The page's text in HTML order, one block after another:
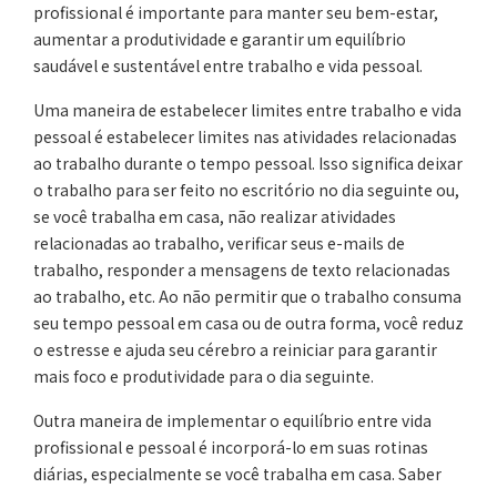
profissional é importante para manter seu bem-estar,
aumentar a produtividade e garantir um equilíbrio
saudável e sustentável entre trabalho e vida pessoal.
Uma maneira de estabelecer limites entre trabalho e vida
pessoal é estabelecer limites nas atividades relacionadas
ao trabalho durante o tempo pessoal. Isso significa deixar
o trabalho para ser feito no escritório no dia seguinte ou,
se você trabalha em casa, não realizar atividades
relacionadas ao trabalho, verificar seus e-mails de
trabalho, responder a mensagens de texto relacionadas
ao trabalho, etc. Ao não permitir que o trabalho consuma
seu tempo pessoal em casa ou de outra forma, você reduz
o estresse e ajuda seu cérebro a reiniciar para garantir
mais foco e produtividade para o dia seguinte.
Outra maneira de implementar o equilíbrio entre vida
profissional e pessoal é incorporá-lo em suas rotinas
diárias, especialmente se você trabalha em casa. Saber